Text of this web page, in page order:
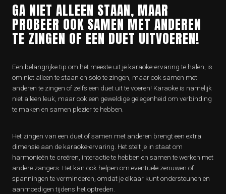
GA NIET ALLEEN STAAN, MAAR
PROBEER OOK SAMEN MET ANDEREN
TE ZINGEN OF EEN DUET UITVOEREN!
Een belangrijke tip om het meeste uit je karaoke-ervaring te halen, is
om niet alleen te staan en solo te zingen, maar ook samen met
anderen te zingen of zelfs een duet uit te voeren! Karaoke is namelijk
niet alleen leuk, maar ook een geweldige gelegenheid om verbinding
te maken en samen plezier te hebben.
Het zingen van een duet of samen met anderen brengt een extra
dimensie aan de karaoke-ervaring. Het stelt je in staat om
harmonieën te creëren, interactie te hebben en samen te werken met
andere zangers. Het kan ook helpen om eventuele zenuwen of
spanningen te verminderen, omdat je elkaar kunt ondersteunen en
aanmoedigen tijdens het optreden.